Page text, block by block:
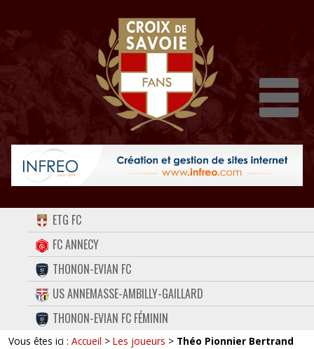
ACCUEIL
FORUM
CONTACT
FACEBOOK
TWITTER
ETG FC
FC ANNECY
THONON-EVIAN FC
US ANNEMASSE-AMBILLY-GAILLARD
THONON-EVIAN FC FÉMININ
Vous êtes ici : Accueil > Les joueurs > Théo Pionnier Bertrand